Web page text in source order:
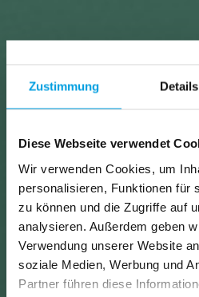
Zustimmung Details
Diese Webseite verwendet
Wir verwenden Cookies, um
personalisieren, Funktionen für
zu können und die Zugriffe auf
analysieren. Außerdem geben
Verwendung unserer Website
soziale Medien, Werbung und
Partner führen diese